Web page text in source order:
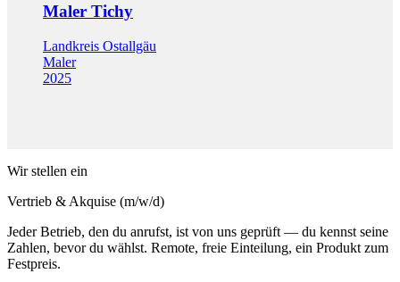
Maler Tichy
Landkreis Ostallgäu
Maler
2025
Wir stellen ein
Vertrieb & Akquise (m/w/d)
Jeder Betrieb, den du anrufst, ist von uns geprüft — du kennst seine
Zahlen, bevor du wählst. Remote, freie Einteilung, ein Produkt zum
Festpreis.